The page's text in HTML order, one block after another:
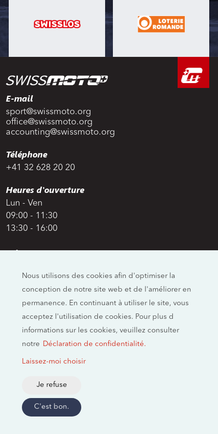
E-mail
sport@swissmoto.org
office@swissmoto.org
accounting@swissmoto.org
Téléphone
+41 32 628 20 20
Heures d'ouverture
Lun - Ven
09:00 - 11:30
13:30 - 16:00
Adresse
Allmendstrasse 26
CH-4658 Däniken
Réseaux sociaux
Créé par Trendmarke
Nous utilisons des cookies afin d'optimiser la
conception de notre site web et de l'améliorer en
permanence. En continuant à utiliser le site, vous
acceptez l'utilisation de cookies. Pour plus d
informations sur les cookies, veuillez consulter
notre Déclaration de confidentialité.
Laissez-moi choisir
Je refuse
C'est bon.